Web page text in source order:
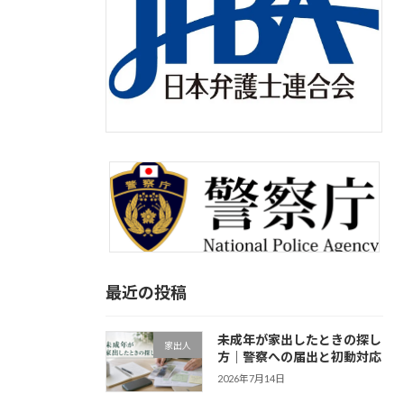
最近の投稿
家出人
未成年が家出したときの探し
方｜警察への届出と初動対応
2026年7月14日